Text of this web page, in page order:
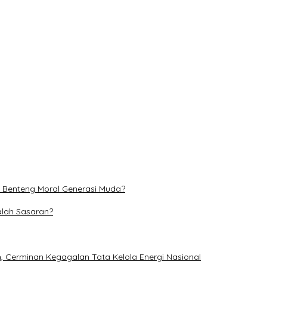
Moral Generasi Muda?
Sasaran?
Kegagalan Tata Kelola Energi Nasional